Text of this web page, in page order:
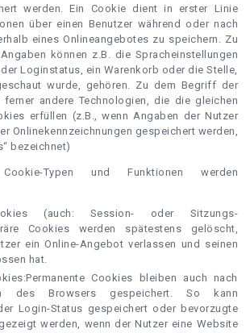
werden. Ein Cookie dient in erster Linie
über einen Benutzer während oder nach
eines Onlineangebotes zu speichern. Zu
können z.B. die Spracheinstellungen
Loginstatus, ein Warenkorb oder die Stelle,
wurde, gehören. Zu dem Begriff der
andere Technologien, die die gleichen
erfüllen (z.B., wenn Angaben der Nutzer
Onlinekennzeichnungen gespeichert werden,
bezeichnet)
Typen und Funktionen werden
(auch: Session- oder Sitzungs-
Cookies werden spätestens gelöscht,
ein Online-Angebot verlassen und seinen
hat.
Cookies bleiben auch nach
des Browsers gespeichert. So kann
Login-Status gespeichert oder bevorzugte
werden, wenn der Nutzer eine Website